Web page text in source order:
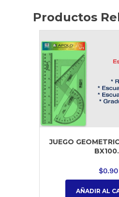
Productos
JUEGO
$0.90
AÑADIR AL